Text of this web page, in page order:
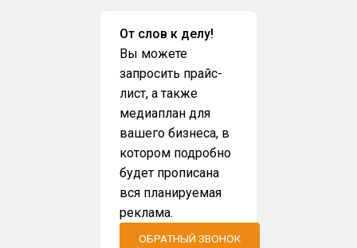
От слов к делу!
Вы можете
запросить прайс-
лист, а также
медиаплан для
вашего бизнеса, в
котором подробно
будет прописана
вся планируемая
реклама.
ОБРАТНЫЙ ЗВОНОК